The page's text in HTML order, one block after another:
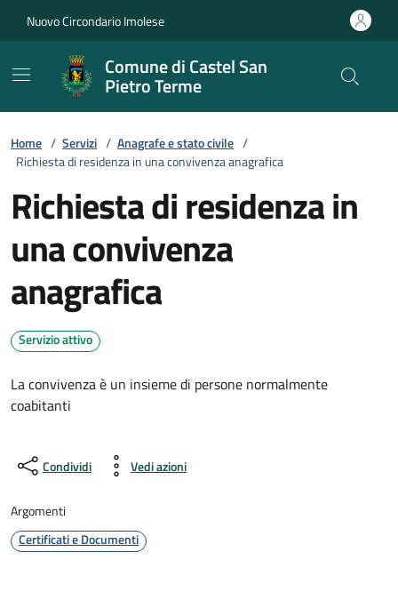
Nuovo Circondario Imolese
Comune di Castel San
Pietro Terme
Home / Servizi / Anagrafe e stato civile /
Richiesta di residenza in una convivenza anagrafica
Richiesta di residenza in
una convivenza
anagrafica
Servizio attivo
La convivenza è un insieme di persone normalmente
coabitanti
Condividi Vedi azioni
Argomenti
Certificati e Documenti